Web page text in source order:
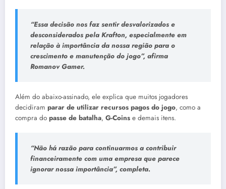
“Essa decisão nos faz sentir desvalorizados e
desconsiderados pela Krafton, especialmente em
relação à importância da nossa região para o
crescimento e manutenção do jogo”, afirma
Romanov Gamer.
Além do abaixo-assinado, ele explica que muitos jogadores
decidiram parar de utilizar recursos pagos do jogo, como a
compra do passe de batalha, G-Coins e demais itens.
“Não há razão para continuarmos a contribuir
financeiramente com uma empresa que parece
ignorar nossa importância”, completa.